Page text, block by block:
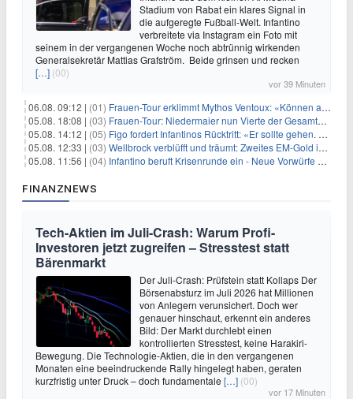
Stadium von Rabat ein klares Signal in
die aufgeregte Fußball-Welt. Infantino
verbreitete via Instagram ein Foto mit
seinem in der vergangenen Woche noch abtrünnig wirkenden
Generalsekretär Mattias Grafström. Beide grinsen und recken
[…] (00)
vor 39 Minuten
06.08. 09:12 | (01) Frauen-Tour erklimmt Mythos Ventoux: «Können alles schaffen»
05.08. 18:08 | (03) Frauen-Tour: Niedermaier nun Vierte der Gesamtwertung
05.08. 14:12 | (05) Figo fordert Infantinos Rücktritt: «Er sollte gehen. Jetzt»
05.08. 12:33 | (03) Wellbrock verblüfft und träumt: Zweites EM-Gold in Paris
05.08. 11:56 | (04) Infantino beruft Krisenrunde ein - Neue Vorwürfe gegen FIFA
FINANZNEWS
Tech-Aktien im Juli-Crash: Warum Profi-
Investoren jetzt zugreifen – Stresstest statt
Bärenmarkt
Der Juli-Crash: Prüfstein statt Kollaps Der
Börsenabsturz im Juli 2026 hat Millionen
von Anlegern verunsichert. Doch wer
genauer hinschaut, erkennt ein anderes
Bild: Der Markt durchlebt einen
kontrollierten Stresstest, keine Harakiri-
Bewegung. Die Technologie-Aktien, die in den vergangenen
Monaten eine beeindruckende Rally hingelegt haben, geraten
kurzfristig unter Druck – doch fundamentale […] (00)
vor 17 Minuten